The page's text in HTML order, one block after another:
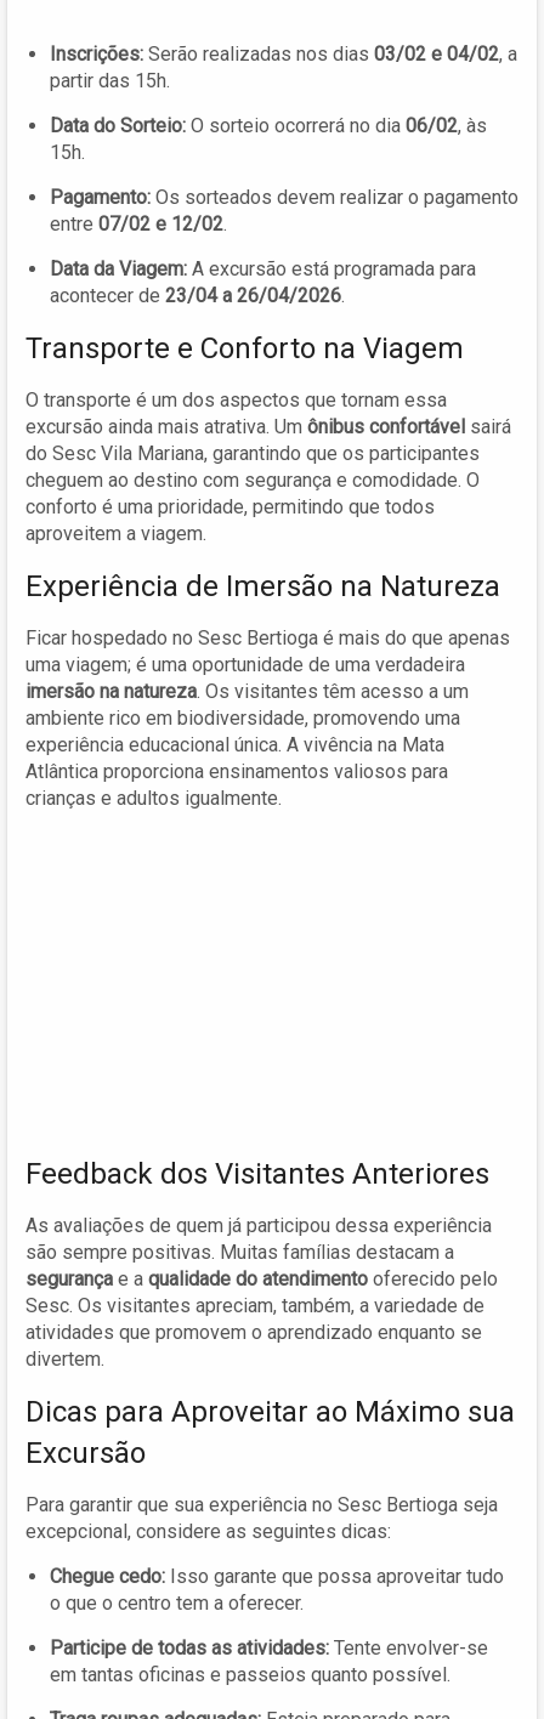
Inscrições: Serão realizadas nos dias 03/02 e 04/02, a
partir das 15h.
Data do Sorteio: O sorteio ocorrerá no dia 06/02, às
15h.
Pagamento: Os sorteados devem realizar o pagamento
entre 07/02 e 12/02.
Data da Viagem: A excursão está programada para
acontecer de 23/04 a 26/04/2026.
Transporte e Conforto na Viagem
O transporte é um dos aspectos que tornam essa
excursão ainda mais atrativa. Um ônibus confortável sairá
do Sesc Vila Mariana, garantindo que os participantes
cheguem ao destino com segurança e comodidade. O
conforto é uma prioridade, permitindo que todos
aproveitem a viagem.
Experiência de Imersão na Natureza
Ficar hospedado no Sesc Bertioga é mais do que apenas
uma viagem; é uma oportunidade de uma verdadeira
imersão na natureza. Os visitantes têm acesso a um
ambiente rico em biodiversidade, promovendo uma
experiência educacional única. A vivência na Mata
Atlântica proporciona ensinamentos valiosos para
crianças e adultos igualmente.
Feedback dos Visitantes Anteriores
As avaliações de quem já participou dessa experiência
são sempre positivas. Muitas famílias destacam a
segurança e a qualidade do atendimento oferecido pelo
Sesc. Os visitantes apreciam, também, a variedade de
atividades que promovem o aprendizado enquanto se
divertem.
Dicas para Aproveitar ao Máximo sua
Excursão
Para garantir que sua experiência no Sesc Bertioga seja
excepcional, considere as seguintes dicas:
Chegue cedo: Isso garante que possa aproveitar tudo
o que o centro tem a oferecer.
Participe de todas as atividades: Tente envolver-se
em tantas oficinas e passeios quanto possível.